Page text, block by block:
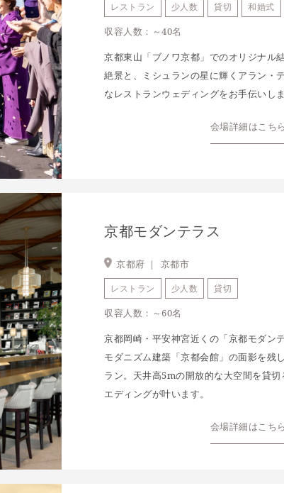
レストラン 少人数 貸切 和婚式
収容人数：～40名
京都東山「ブノワ京都」でのオリジナル
絶景と、ミシュランの星に輝くアラン・
なレストランウェディングをお手伝いしま
会場詳細はこちら
京都モダンテラス
京都府 ｜ 京都市
レストラン 少人数 貸切
収容人数：～60名
京都岡崎・平安神宮近くの「京都モダン
モダニズム建築「京都会館」の面影を残
ラン。天井高5mの開放的な大空間を貸
エディングが叶います。
会場詳細はこちら